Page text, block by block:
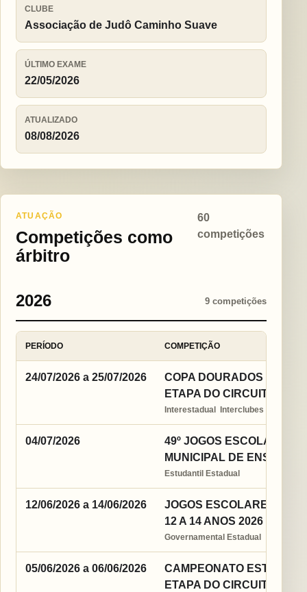
CLUBE
Associação de Judô Caminho Suave
ÚLTIMO EXAME
22/05/2026
ATUALIZADO
08/08/2026
ATUAÇÃO
Competições como
árbitro
60
competições
2026 9 competições
PERÍODO COMPETIÇÃO
24/07/2026 a 25/07/2026
COPA DOURADOS
ETAPA DO CIRCUITO
Interestadual  Interclubes
04/07/2026
49º JOGOS ESCOLARES
MUNICIPAL DE ENSINO -
Estudantil Estadual
12/06/2026 a 14/06/2026
JOGOS ESCOLARES DA
12 A 14 ANOS 2026
Governamental Estadual
05/06/2026 a 06/06/2026
CAMPEONATO
ETAPA DO CIRCUITO